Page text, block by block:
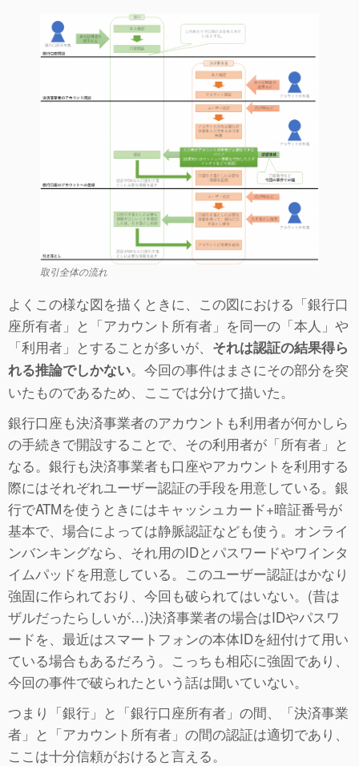
取引全体の流れ
よくこの様な図を描くときに、この図における「銀行口
座所有者」と「アカウント所有者」を同一の「本人」や
「利用者」とすることが多いが、 それは認証の結果得ら
れる推論でしかない。今回の事件はまさにその部分を突
いたものであるため、ここでは分けて描いた。
銀行口座も決済事業者のアカウントも利用者が何かしら
の手続きで開設することで、その利用者が「所有者」と
なる。銀行も決済事業者も口座やアカウントを利用する
際にはそれぞれユーザー認証の手段を用意している。銀
行でATMを使うときにはキャッシュカード+暗証番号が
基本で、場合によっては静脈認証なども使う。オンライ
ンバンキングなら、それ用のIDとパスワードやワインタ
イムパッドを用意している。このユーザー認証はかなり
強固に作られており、今回も破られてはいない。(昔は
ザルだったらしいが…)決済事業者の場合はIDやパスワ
ードを、最近はスマートフォンの本体IDを紐付けて用い
ている場合もあるだろう。こっちも相応に強固であり、
今回の事件で破られたという話は聞いていない。
つまり「銀行」と「銀行口座所有者」の間、「決済事業
者」と「アカウント所有者」の間の認証は適切であり、
ここは十分信頼がおけると言える。